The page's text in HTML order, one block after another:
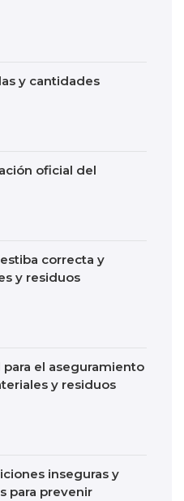
y cantidades
oficial del
correcta y
y residuos
el aseguramiento
y residuos
inseguras y
para prevenir